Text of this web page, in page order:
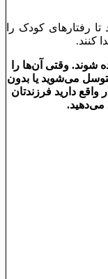
رفتارهای کودک را
کنند.
شوند. وقتی آن‌ها را
می‌شوید یا بدون
دارید فرزندتان
می‌دهید.